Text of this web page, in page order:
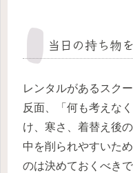
当日の持ち物
レンタルがあるスク
反面、「何も考えな
け、寒さ、着替え後
中を削られやすいた
のは決めておくべきで